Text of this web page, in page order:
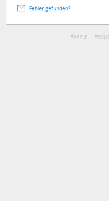
Fehler gefunden?
APPLE GELD